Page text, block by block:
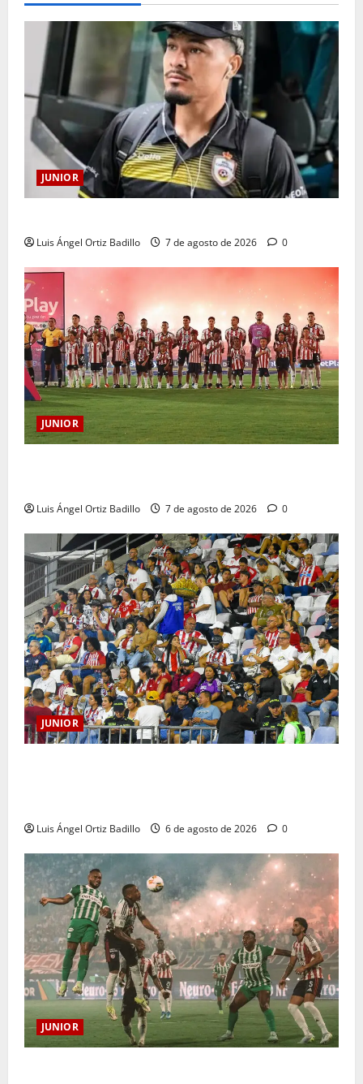
JUNIOR
Luis Ángel Ortiz Badillo 7 de agosto de 2026 0
JUNIOR
Luis Ángel Ortiz Badillo 7 de agosto de 2026 0
JUNIOR
Luis Ángel Ortiz Badillo 6 de agosto de 2026 0
JUNIOR